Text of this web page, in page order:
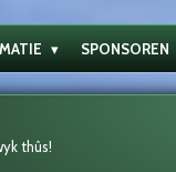
SPONSOREN
thûs!